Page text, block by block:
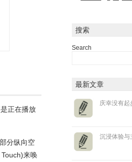
正在播放
分纵向空
来唤
搜索
Search
最新文章
庆幸没有起
沉浸体验与